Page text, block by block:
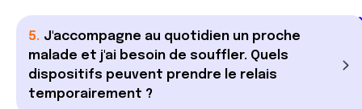
J'accompagne au quotidien un proche
malade et j'ai besoin de souffler. Quels
dispositifs peuvent prendre le relais
temporairement ?